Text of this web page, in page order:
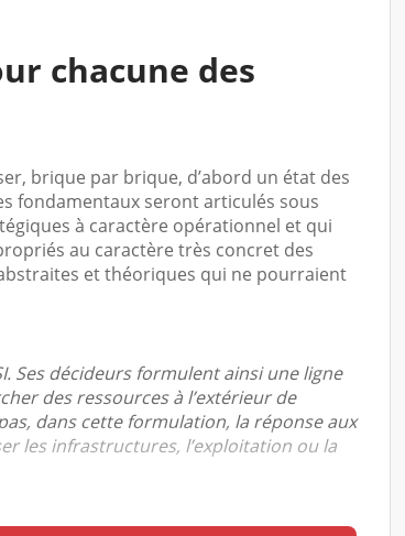
chacune des
brique par brique, d’abord un état des
fondamentaux seront articulés sous
à caractère opérationnel et qui
au caractère très concret des
et théoriques qui ne pourraient
Ses décideurs formulent ainsi une ligne
des ressources à l’extérieur de
dans cette formulation, la réponse aux
les infrastructures, l’exploitation ou la